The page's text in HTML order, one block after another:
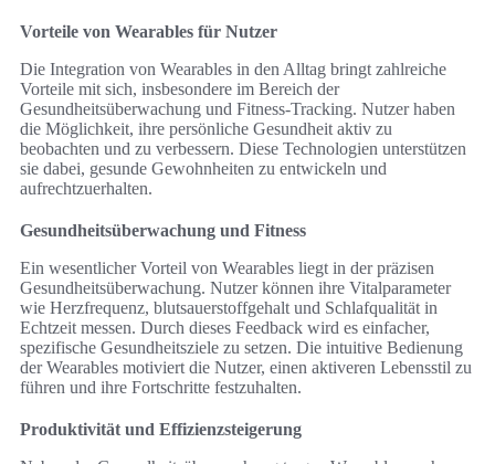
Vorteile von Wearables für Nutzer
Die Integration von Wearables in den Alltag bringt zahlreiche
Vorteile mit sich, insbesondere im Bereich der
Gesundheitsüberwachung und Fitness-Tracking. Nutzer haben
die Möglichkeit, ihre persönliche Gesundheit aktiv zu
beobachten und zu verbessern. Diese Technologien unterstützen
sie dabei, gesunde Gewohnheiten zu entwickeln und
aufrechtzuerhalten.
Gesundheitsüberwachung und Fitness
Ein wesentlicher Vorteil von Wearables liegt in der präzisen
Gesundheitsüberwachung. Nutzer können ihre Vitalparameter
wie Herzfrequenz, blutsauerstoffgehalt und Schlafqualität in
Echtzeit messen. Durch dieses Feedback wird es einfacher,
spezifische Gesundheitsziele zu setzen. Die intuitive Bedienung
der Wearables motiviert die Nutzer, einen aktiveren Lebensstil zu
führen und ihre Fortschritte festzuhalten.
Produktivität und Effizienzsteigerung